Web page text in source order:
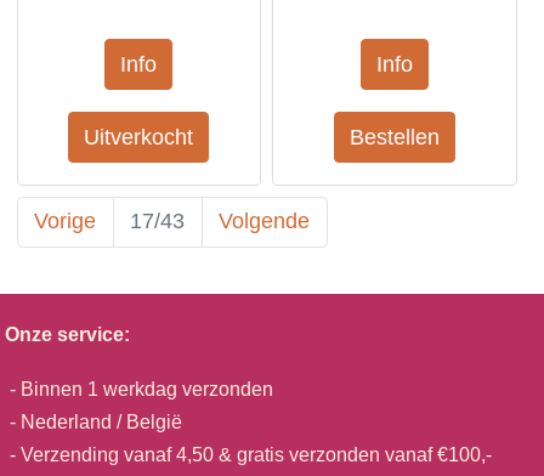
Vorige 17/43 Volgende
Onze service:
- Binnen 1 werkdag verzonden
- Nederland / België
- Verzending vanaf 4,50 & gratis verzonden vanaf €100,-